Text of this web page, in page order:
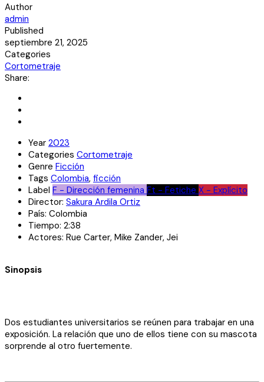
Author
admin
Published
septiembre 21, 2025
Categories
Cortometraje
Share:
Year 2023
Categories Cortometraje
Genre Ficción
Tags Colombia, ficción
Label F - Dirección femenina Ft - Fetiche X - Explícito
Director: Sakura Ardila Ortiz
País: Colombia
Tiempo: 2:38
Actores: Rue Carter, Mike Zander, Jei
Sinopsis
Dos estudiantes universitarios se reúnen para trabajar en una
exposición. La relación que uno de ellos tiene con su mascota
sorprende al otro fuertemente.